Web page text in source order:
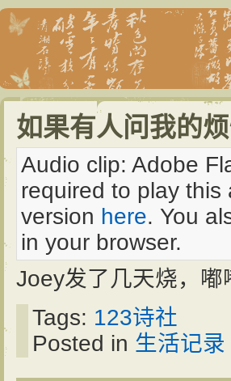
如果有人问我的
Audio clip: Adobe
required to play
version here. You
in your browser.
Joey发了几天烧，
Tags: 123诗社
Posted in 生活记录